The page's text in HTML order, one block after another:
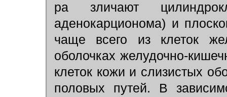
ра зличают
аденокарционома) и
чаще всего из клеток
оболочках желудочно-
клеток кожи и слизистых
половых путей. В